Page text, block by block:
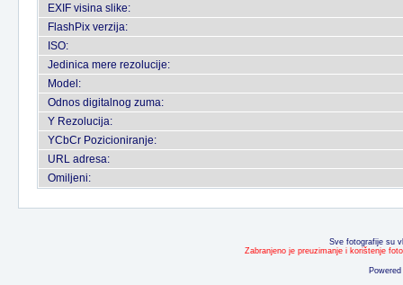
EXIF visina slike:
FlashPix verzija:
ISO:
Jedinica mere rezolucije:
Model:
Odnos digitalnog zuma:
Y Rezolucija:
YCbCr Pozicioniranje:
URL adresa:
Omiljeni:
Sve fotografije su
Zabranjeno je preuzimanje i korištenje